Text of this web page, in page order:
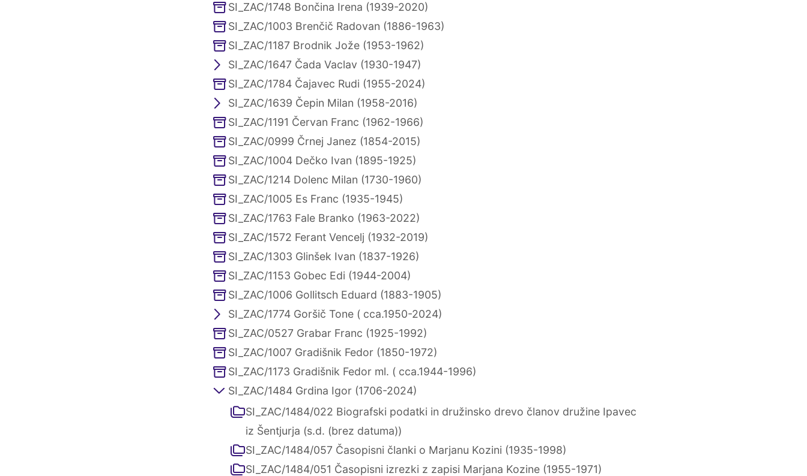
SI_ZAC/1748 Bončina Irena (1939-2020)
SI_ZAC/1003 Brenčič Radovan (1886-1963)
SI_ZAC/1187 Brodnik Jože (1953-1962)
SI_ZAC/1647 Čada Vaclav (1930-1947)
SI_ZAC/1784 Čajavec Rudi (1955-2024)
SI_ZAC/1639 Čepin Milan (1958-2016)
SI_ZAC/1191 Červan Franc (1962-1966)
SI_ZAC/0999 Črnej Janez (1854-2015)
SI_ZAC/1004 Dečko Ivan (1895-1925)
SI_ZAC/1214 Dolenc Milan (1730-1960)
SI_ZAC/1005 Es Franc (1935-1945)
SI_ZAC/1763 Fale Branko (1963-2022)
SI_ZAC/1572 Ferant Vencelj (1932-2019)
SI_ZAC/1303 Glinšek Ivan (1837-1926)
SI_ZAC/1153 Gobec Edi (1944-2004)
SI_ZAC/1006 Gollitsch Eduard (1883-1905)
SI_ZAC/1774 Goršič Tone ( cca.1950-2024)
SI_ZAC/0527 Grabar Franc (1925-1992)
SI_ZAC/1007 Gradišnik Fedor (1850-1972)
SI_ZAC/1173 Gradišnik Fedor ml. ( cca.1944-1996)
SI_ZAC/1484 Grdina Igor (1706-2024)
SI_ZAC/1484/022 Biografski podatki in družinsko drevo članov družine Ipavec
iz Šentjurja (s.d. (brez datuma))
SI_ZAC/1484/057 Časopisni članki o Marjanu Kozini (1935-1998)
SI_ZAC/1484/051 Časopisni izrezki z zapisi Marjana Kozine (1955-1971)